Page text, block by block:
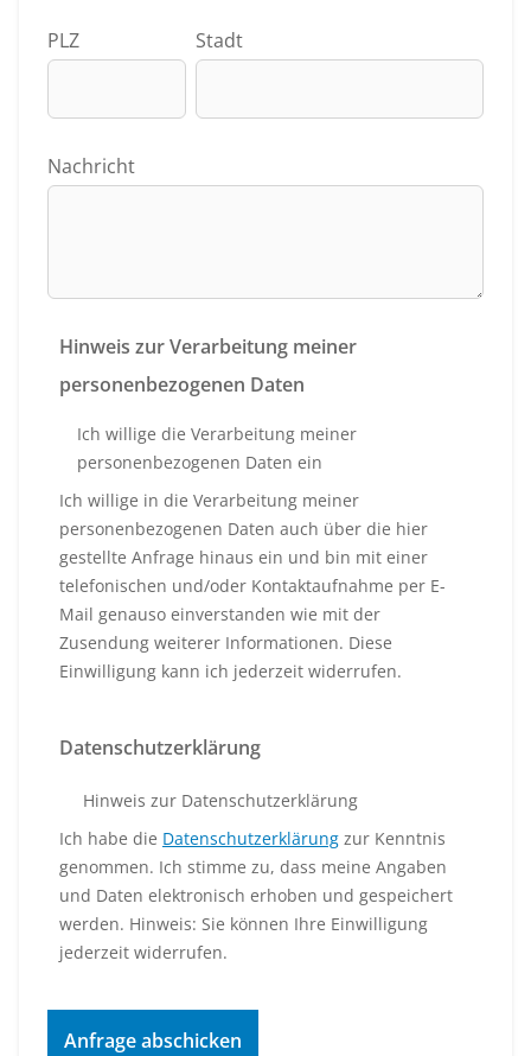
PLZ Stadt
Nachricht
Hinweis zur Verarbeitung meiner
personenbezogenen Daten
Ich willige die Verarbeitung meiner
personenbezogenen Daten ein
Ich willige in die Verarbeitung meiner
personenbezogenen Daten auch über die hier
gestellte Anfrage hinaus ein und bin mit einer
telefonischen und/oder Kontaktaufnahme per E-
Mail genauso einverstanden wie mit der
Zusendung weiterer Informationen. Diese
Einwilligung kann ich jederzeit widerrufen.
Datenschutzerklärung
Hinweis zur Datenschutzerklärung
Ich habe die Datenschutzerklärung zur Kenntnis
genommen. Ich stimme zu, dass meine Angaben
und Daten elektronisch erhoben und gespeichert
werden. Hinweis: Sie können Ihre Einwilligung
jederzeit widerrufen.